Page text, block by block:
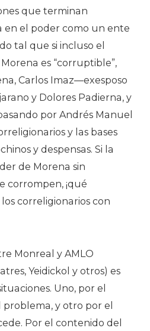
que terminan
el poder como un ente
tal que si incluso el
es “corruptible”,
Carlos Imaz—exesposo
y Dolores Padierna, y
por Andrés Manuel
y las bases
y despensas. Si la
de Morena sin
corrompen, ¡qué
correligionarios con
Monreal y AMLO
Yeidickol y otros) es
Uno, por el
y otro por el
Por el contenido del